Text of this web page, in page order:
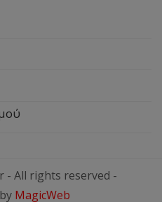
- All rights reserved -
MagicWeb